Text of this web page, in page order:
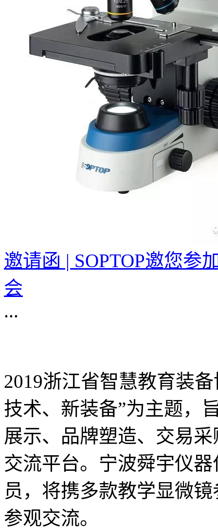
邀请函 | SOPTOP邀您参
会
...
2019浙江省智慧教育装
技术、新装备”为主题，
展示、品牌塑造、交易
交流平台。宁波舜宇仪
员，将携多款教学显微
参观